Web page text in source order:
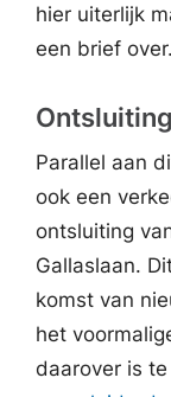
hier uiterlijk
een brief over.
Parallel aan
ook een
ontsluiting
Gallaslaan.
komst van
het
daarover is